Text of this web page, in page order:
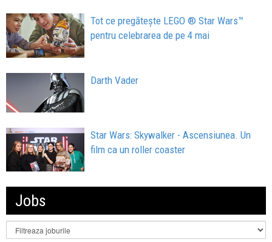
Tot ce pregătește LEGO ® Star Wars™
pentru celebrarea de pe 4 mai
Darth Vader
Star Wars: Skywalker - Ascensiunea. Un
film ca un roller coaster
Jobs